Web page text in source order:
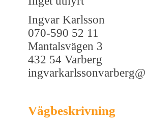
Ingvar Karlsson
070-590 52 11
Mantalsvägen 3
432 54 Varberg
Vägbeskrivning